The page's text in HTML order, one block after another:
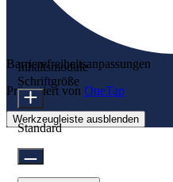
Barrierefreiheitsanpassungen
Präsentiert von OneTap
Werkzeugleiste ausblenden
Inhaltsmodule
Schriftgröße
Standard